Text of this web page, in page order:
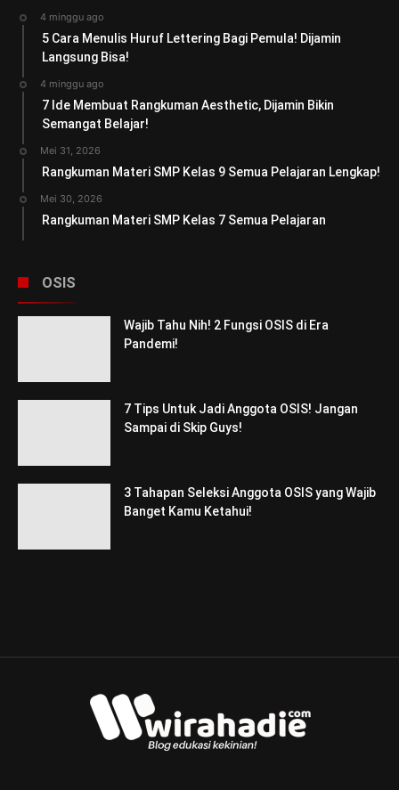
4 minggu ago
5 Cara Menulis Huruf Lettering Bagi Pemula! Dijamin
Langsung Bisa!
4 minggu ago
7 Ide Membuat Rangkuman Aesthetic, Dijamin Bikin
Semangat Belajar!
Mei 31, 2026
Rangkuman Materi SMP Kelas 9 Semua Pelajaran Lengkap!
Mei 30, 2026
Rangkuman Materi SMP Kelas 7 Semua Pelajaran
OSIS
Wajib Tahu Nih! 2 Fungsi OSIS di Era
Pandemi!
7 Tips Untuk Jadi Anggota OSIS! Jangan
Sampai di Skip Guys!
3 Tahapan Seleksi Anggota OSIS yang Wajib
Banget Kamu Ketahui!